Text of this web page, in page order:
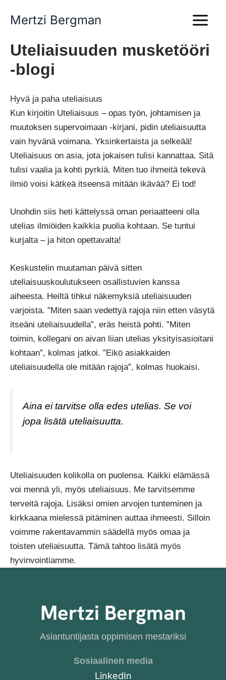
sisältöön
Mertzi Bergman
Uteliaisuuden musketööri
-blogi
Hyvä ja paha uteliaisuus
Kun kirjoitin Uteliaisuus – opas työn, johtamisen ja
muutoksen supervoimaan -kirjani, pidin uteliaisuutta
vain hyvänä voimana. Yksinkertaista ja selkeää!
Uteliaisuus on asia, jota jokaisen tulisi kannattaa. Sitä
tulisi vaalia ja kohti pyrkiä. Miten tuo ihmeitä tekevä
ilmiö voisi kätkeä itseensä mitään ikävää? Ei tod!
Unohdin siis heti kättelyssä oman periaatteeni olla
utelias ilmiöiden kaikkia puolia kohtaan. Se tuntui
kurjalta – ja hiton opettavalta!
Keskustelin muutaman päivä sitten
uteliaisuuskoulutukseen osallistuvien kanssa
aiheesta. Heiltä tihkui näkemyksiä uteliaisuuden
varjoista. ”Miten saan vedettyä rajoja niin etten väsytä
itseäni uteliaisuudella”, eräs heistä pohti. ”Miten
toimin, kollegani on aivan liian utelias yksityisasioitani
kohtaan”, kolmas jatkoi. ”Eikö asiakkaiden
uteliaisuudella ole mitään rajoja”, kolmas huokaisi.
Aina ei tarvitse olla edes utelias. Se voi
jopa lisätä uteliaisuutta.
Uteliaisuuden kolikolla on puolensa. Kaikki elämässä
voi mennä yli, myös uteliaisuus. Me tarvitsemme
terveitä rajoja. Lisäksi omien arvojen tunteminen ja
kirkkaana mielessä pitäminen auttaa ihmeesti. Silloin
voimme rakentavammin säädellä myös omaa ja
toisten uteliaisuutta. Tämä tahtoo lisätä myös
hyvinvointiamme.
Mertzi Bergman
Asiantuntijasta oppimisen mestariksi
Sosiaalinen media
LinkedIn